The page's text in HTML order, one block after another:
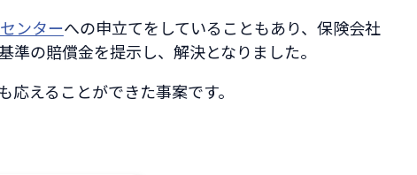
ンターへの申立てをしていることもあり、保険会社
の賠償金を提示し、解決となりました。
えることができた事案です。